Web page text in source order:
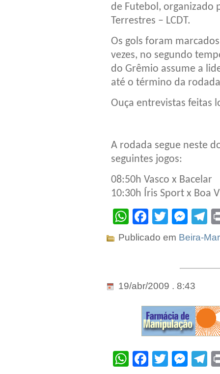
de Futebol, organizado
Terrestres – LCDT.
Os gols foram
vezes, no segundo
do Grêmio assume a
até o término da
Ouça entrevistas feitas
A rodada segue neste
seguintes jogos:
08:50h Vasco x Bacelar
10:30h Íris Sport x Boa
WhatsApp
Facebook
Twitter
Publicado em Beira-Mar
19/abr/2009 . 8:43
WhatsApp
Facebook
Twitter